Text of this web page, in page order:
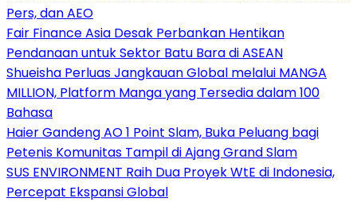
Pers, dan AEO
Fair Finance Asia Desak Perbankan Hentikan
Pendanaan untuk Sektor Batu Bara di ASEAN
Shueisha Perluas Jangkauan Global melalui MANGA
MILLION, Platform Manga yang Tersedia dalam 100
Bahasa
Haier Gandeng AO 1 Point Slam, Buka Peluang bagi
Petenis Komunitas Tampil di Ajang Grand Slam
SUS ENVIRONMENT Raih Dua Proyek WtE di Indonesia,
Percepat Ekspansi Global